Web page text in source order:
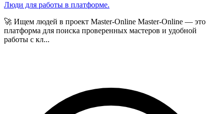
Люди для работы в платформе.
🚀 Ищем людей в проект Master-Online Master-Online — это
платформа для поиска проверенных мастеров и удобной
работы с кл...